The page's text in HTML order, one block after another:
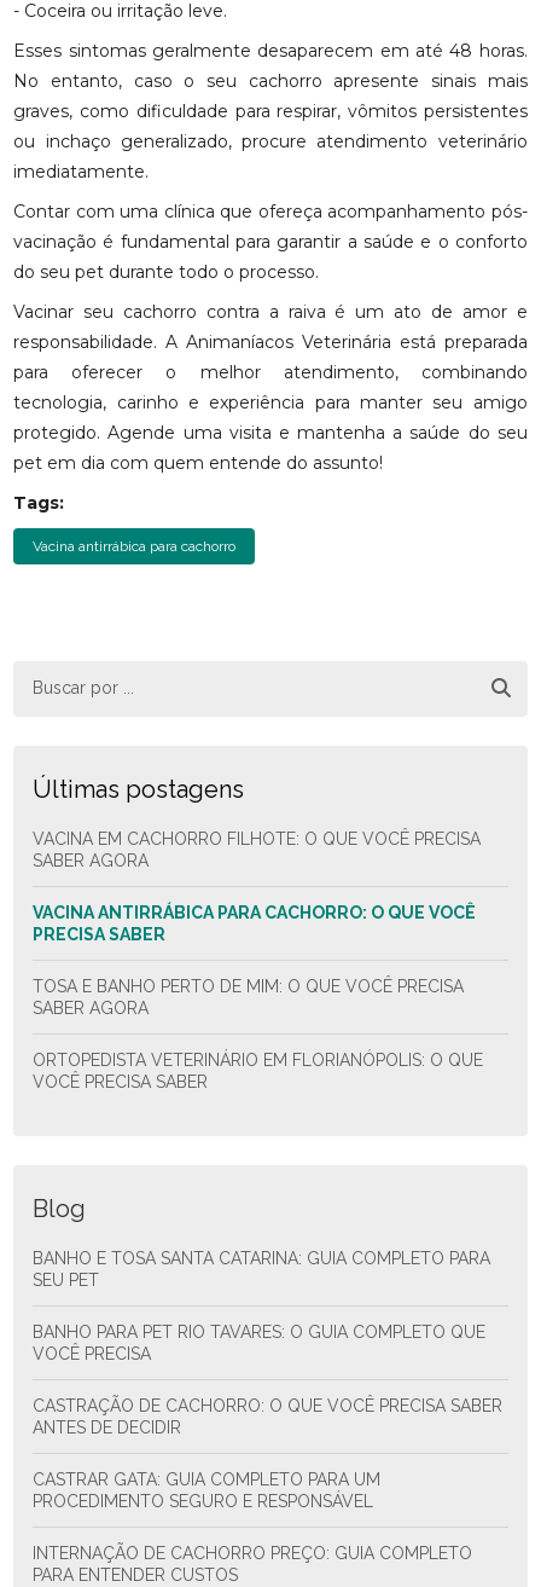
- Coceira ou irritação leve.
Esses sintomas geralmente desaparecem em até 48 horas.
No entanto, caso o seu cachorro apresente sinais mais
graves, como dificuldade para respirar, vômitos persistentes
ou inchaço generalizado, procure atendimento veterinário
imediatamente.
Contar com uma clínica que ofereça acompanhamento pós-
vacinação é fundamental para garantir a saúde e o conforto
do seu pet durante todo o processo.
Vacinar seu cachorro contra a raiva é um ato de amor e
responsabilidade. A Animaníacos Veterinária está preparada
para oferecer o melhor atendimento, combinando
tecnologia, carinho e experiência para manter seu amigo
protegido. Agende uma visita e mantenha a saúde do seu
pet em dia com quem entende do assunto!
Tags:
Vacina antirrábica para cachorro
Últimas postagens
VACINA EM CACHORRO FILHOTE: O QUE VOCÊ PRECISA
SABER AGORA
VACINA ANTIRRÁBICA PARA CACHORRO: O QUE VOCÊ
PRECISA SABER
TOSA E BANHO PERTO DE MIM: O QUE VOCÊ PRECISA
SABER AGORA
ORTOPEDISTA VETERINÁRIO EM FLORIANÓPOLIS: O QUE
VOCÊ PRECISA SABER
Blog
BANHO E TOSA SANTA CATARINA: GUIA COMPLETO PARA
SEU PET
BANHO PARA PET RIO TAVARES: O GUIA COMPLETO QUE
VOCÊ PRECISA
CASTRAÇÃO DE CACHORRO: O QUE VOCÊ PRECISA SABER
ANTES DE DECIDIR
CASTRAR GATA: GUIA COMPLETO PARA UM
PROCEDIMENTO SEGURO E RESPONSÁVEL
PARA ENTENDER CUSTOS